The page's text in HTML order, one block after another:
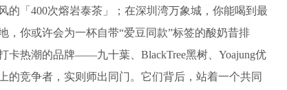
「400次熔岩泰茶」；在深圳湾万象城，你能喝到最
，你或许会为一杯自带“爱豆同款”标签的酸奶昔排
卡热潮的品牌——九十葉、BlackTree黑树、Yoajung优
的竞争者，实则师出同门。它们背后，站着一个共同